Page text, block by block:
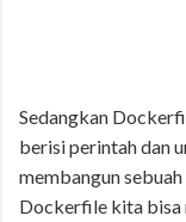
Sedangkan
berisi perintah dan
membangun
Dockerfile kita bisa